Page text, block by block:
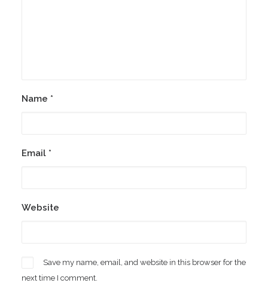
Name *
Email *
Website
Save my name, email, and website in this browser for the
next time I comment.